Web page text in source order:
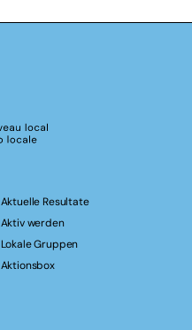
Aktuelle Resultate
Aktiv werden
Lokale Gruppen
Aktionsbox